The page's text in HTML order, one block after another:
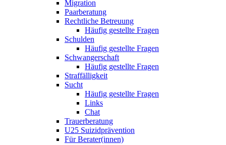
Migration
Paarberatung
Rechtliche Betreuung
Häufig gestellte Fragen
Schulden
Häufig gestellte Fragen
Schwangerschaft
Häufig gestellte Fragen
Straffälligkeit
Sucht
Häufig gestellte Fragen
Links
Chat
Trauerberatung
U25 Suizidprävention
Für Berater(innen)